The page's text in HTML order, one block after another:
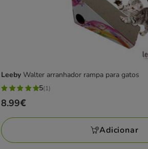
Leeby Walter arranhador rampa para gatos
5
estrelas
com
1
avaliações
5(1)
Preço
8.99€
8.99€
Adicionar